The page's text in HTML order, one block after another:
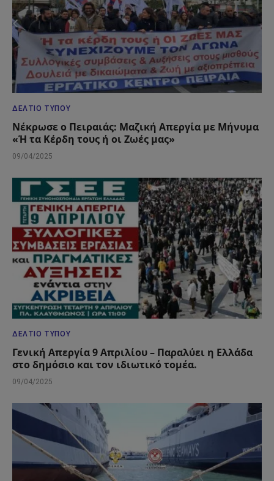
ΔΕΛΤΊΟ ΤΎΠΟΥ
Νέκρωσε ο Πειραιάς: Μαζική Απεργία με Μήνυμα
«Ή τα Κέρδη τους ή οι Ζωές μας»
09/04/2025
ΔΕΛΤΊΟ ΤΎΠΟΥ
Γενική Απεργία 9 Απριλίου – Παραλύει η Ελλάδα
στο δημόσιο και τον ιδιωτικό τομέα.
09/04/2025